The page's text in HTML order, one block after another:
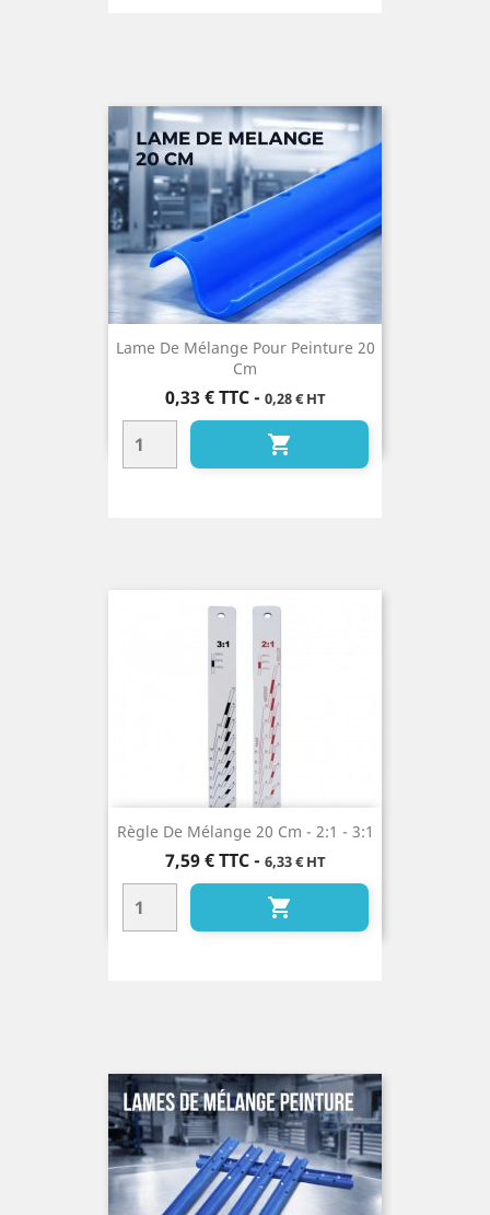
Lame De Mélange Pour Peinture 20
Cm
Prix
0,33 € TTC- 0,28 € HT

Règle De Mélange 20 Cm - 2:1 - 3:1
Prix
7,59 € TTC- 6,33 € HT
